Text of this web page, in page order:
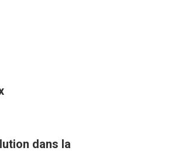
dans la